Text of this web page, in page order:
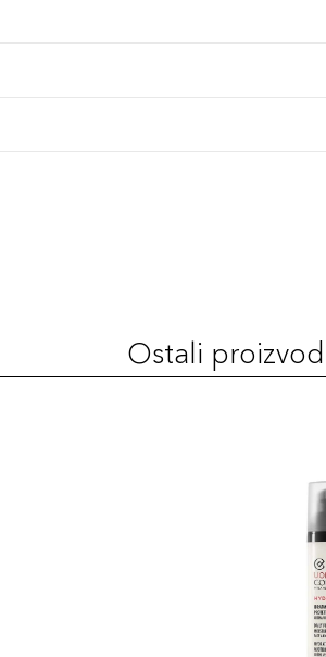
Ostali